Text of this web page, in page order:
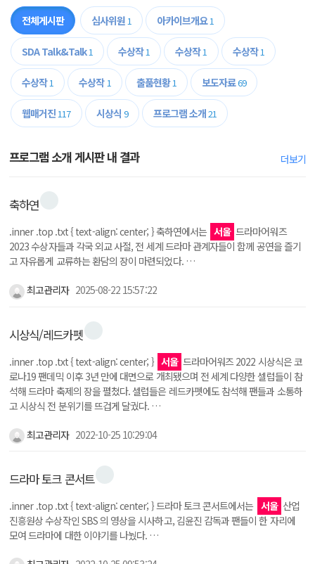
전체게시판 심사위원1 아카이브개요1
SDA Talk&Talk1 수상작1 수상작1 수상작1
수상작1 수상작1 출품현황1 보도자료69
웹매거진117 시상식 9 프로그램 소개21
프로그램 소개 게시판 내 결과 더보기
축하연
.inner .top .txt { text-align: center; } 축하연에서는 서울 드라마어워즈
2023 수상자들과 각국 외교 사절, 전 세계 드라마 관계자들이 함께 공연을 즐기
고 자유롭게 교류하는 환담의 장이 마련되었다. …
최고관리자 2025-08-22 15:57:22
시상식/레드카펫
.inner .top .txt { text-align: center; } 서울 드라마어워즈 2022 시상식은 코
로나19 팬데믹 이후 3년 만에 대면으로 개최됐으며 전 세계 다양한 셀럽들이 참
석해 드라마 축제의 장을 펼쳤다. 셀럽들은 레드카펫에도 참석해 팬들과 소통하
고 시상식 전 분위기를 뜨겁게 달궜다. …
최고관리자 2022-10-25 10:29:04
드라마 토크 콘서트
.inner .top .txt { text-align: center; } 드라마 토크 콘서트에서는 서울 산업
진흥원상 수상작인 SBS 의 영상을 시사하고, 김윤진 감독과 팬들이 한 자리에
모여 드라마에 대한 이야기를 나눴다. …